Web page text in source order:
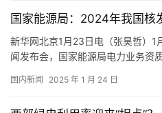
国家能源局：2024年我国核
新华网北京1月23日电（张昊哲）
闻发布会，国家能源局电力业务资
比增长28.4倍，其中可交易绿证
国内新闻 2025 年 1 月 24 日